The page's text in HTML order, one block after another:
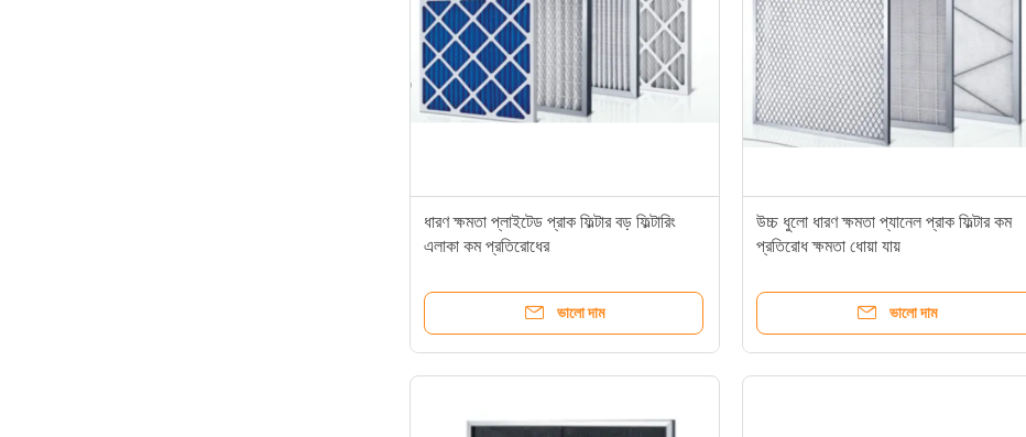
ধারণ ক্ষমতা প্লাইটেড প্রাক ফিল্টার বড় ফিল্টারিং
এলাকা কম প্রতিরোধের
ভালো দাম
উচ্চ ধুলো ধারণ ক্ষমতা প্যানেল প্রাক ফিল্টার কম
প্রতিরোধ ক্ষমতা ধোয়া যায়
ভালো দাম